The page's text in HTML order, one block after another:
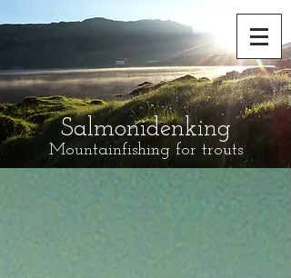
Salmonidenking
Mountainfishing for trouts